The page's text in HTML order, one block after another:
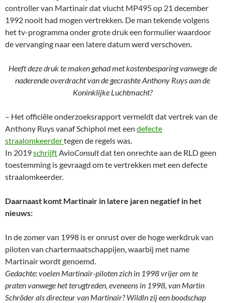
controller van Martinair dat vlucht MP495 op 21 december
1992 nooit had mogen vertrekken. De man tekende volgens
het tv-programma onder grote druk een formulier waardoor
de vervanging naar een latere datum werd verschoven.
Heeft deze druk te maken gehad met kostenbesparing vanwege de
naderende overdracht van de gecrashte Anthony Ruys aan de
Koninklijke Luchtmacht?
– Het officiële onderzoeksrapport vermeldt dat vertrek van de
Anthony Ruys vanaf Schiphol met een defecte
straalomkeerdertegen de regels was.
In 2019schrijftAvioConsultdat ten onrechte aan de RLD geen
toestemming is gevraagd om te vertrekken met een defecte
straalomkeerder.
Daarnaast komt Martinair in latere jaren negatief in het
nieuws:
In de zomer van 1998 is er onrust over de hoge werkdruk van
piloten van chartermaatschappijen, waarbij met name
Martinair wordt genoemd.
Gedachte: voelen Martinair-piloten zich in 1998 vrijer om te
praten vanwege het terugtreden, eveneens in 1998, van Martin
Schröder als directeur van Martinair? Wildln zij een boodschap